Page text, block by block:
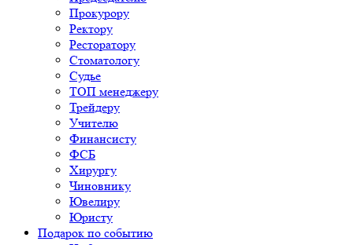
Прокурору
Ректору
Ресторатору
Стоматологу
Судье
ТОП менеджеру
Трейдеру
Учителю
Финансисту
ФСБ
Хирургу
Чиновнику
Ювелиру
Юристу
Подарок по событию